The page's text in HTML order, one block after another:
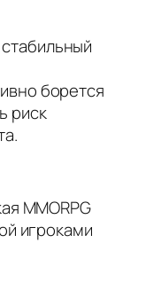
борется
риск
MMORPG
игроками